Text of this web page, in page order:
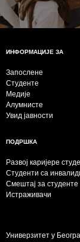
ИНФОРМАЦИЈЕ ЗА
Запослене
Студенте
Медије
Алумнисте
Увид јавности
ПОДРШКА
Развој каријере
Студенти са
Смештај за студенте
Истраживачи
Универзитет у